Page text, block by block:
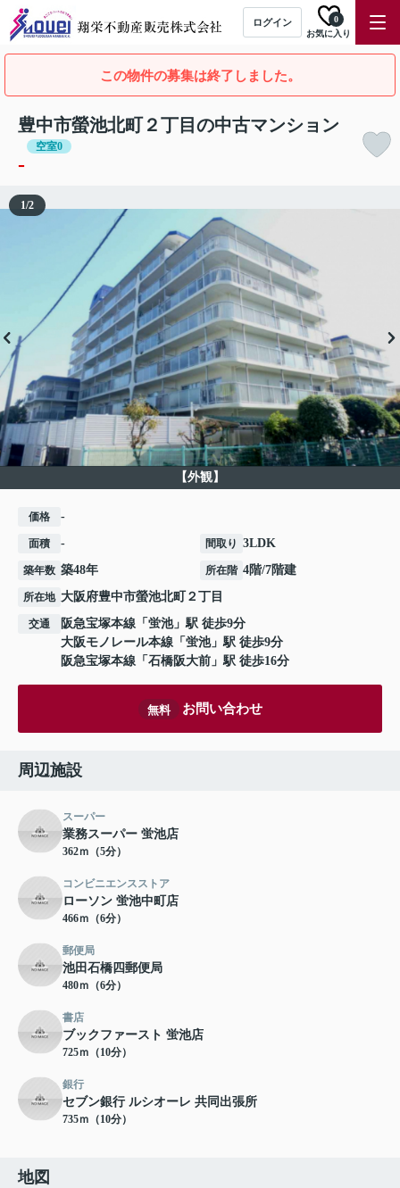
ログイン
お気に入り
0
この物件の募集は終了しました。
豊中市螢池北町２丁目の中古マンション
空室0
-
【外観】
1/2
価格 -
面積 - 間取り 3LDK
築年数 築48年 所在階 4階/7階建
所在地 大阪府豊中市螢池北町 ２丁目
交通 阪急宝塚本線 「 蛍池」駅 徒歩9分
大阪モノレール本線 「 蛍池」駅 徒歩9分
阪急宝塚本線 「 石橋阪大前 」駅 徒歩16分
無料 お問い合わせ
周辺施設
スーパー
業務スーパー 蛍池店
362ｍ（5分）
コンビニエンスストア
ローソン 蛍池中町店
466ｍ（6分）
郵便局
池田石橋四郵便局
480ｍ（6分）
書店
ブックファースト 蛍池店
725ｍ（10分）
銀行
セブン銀行 ルシオーレ 共同出張所
735ｍ（10分）
地図